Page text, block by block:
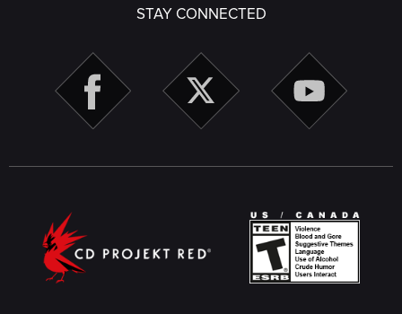
STAY CONNECTED